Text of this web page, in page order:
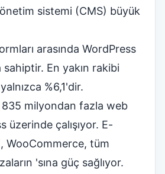
sistemi (CMS) büyük
arasında WordPress
sahiptir. En yakın rakibi
%6,1'dir.
835 milyondan fazla web
üzerinde çalışıyor. E-
WooCommerce, tüm
'sına güç sağlıyor.